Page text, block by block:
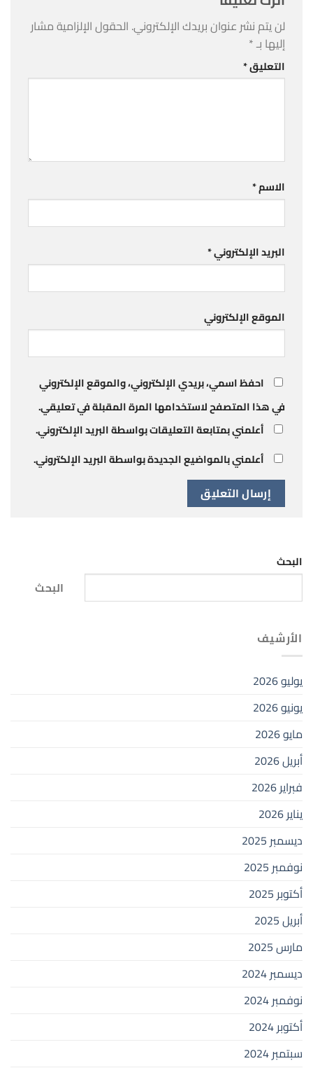
لن يتم نشر عنوان بريدك الإلكتروني. الحقول الإلزامية مشار
إليها بـ*
التعليق*
الاسم*
البريد الإلكتروني*
الموقع الإلكتروني
احفظ اسمي، بريدي الإلكتروني، والموقع الإلكتروني
في هذا المتصفح لاستخدامها المرة المقبلة في تعليقي.
أعلمني بمتابعة التعليقات بواسطة البريد الإلكتروني.
أعلمني بالمواضيع الجديدة بواسطة البريد الإلكتروني.
البحث
البحث
الأرشيف
يوليو 2026
يونيو 2026
مايو 2026
أبريل 2026
فبراير 2026
يناير 2026
ديسمبر 2025
نوفمبر 2025
أكتوبر 2025
أبريل 2025
مارس 2025
ديسمبر 2024
نوفمبر 2024
أكتوبر 2024
سبتمبر 2024